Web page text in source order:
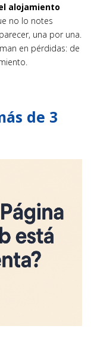
alojamiento
no lo notes
una por una.
en pérdidas: de
de 3